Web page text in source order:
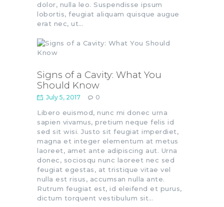
dolor, nulla leo. Suspendisse ipsum
lobortis, feugiat aliquam quisque augue
erat nec, ut…
Signs of a Cavity: What You
Should Know
July 5, 2017 0
Libero euismod, nunc mi donec urna
sapien vivamus, pretium neque felis id
sed sit wisi. Justo sit feugiat imperdiet,
magna et integer elementum at metus
laoreet, amet ante adipiscing aut. Urna
donec, sociosqu nunc laoreet nec sed
feugiat egestas, at tristique vitae vel
nulla est risus, accumsan nulla ante.
Rutrum feugiat est, id eleifend et purus,
dictum torquent vestibulum sit…